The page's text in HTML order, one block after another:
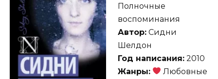
Полночные
воспоминания
Автор: Сидни
Шелдон
Год написания: 2010
Жанры:
Любовные